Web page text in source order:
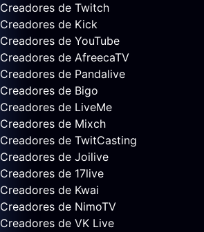
Creadores de Twitch
Creadores de Kick
Creadores de YouTube
Creadores de AfreecaTV
Creadores de Pandalive
Creadores de Bigo
Creadores de LiveMe
Creadores de Mixch
Creadores de TwitCasting
Creadores de Joilive
Creadores de 17live
Creadores de Kwai
Creadores de NimoTV
Creadores de VK Live